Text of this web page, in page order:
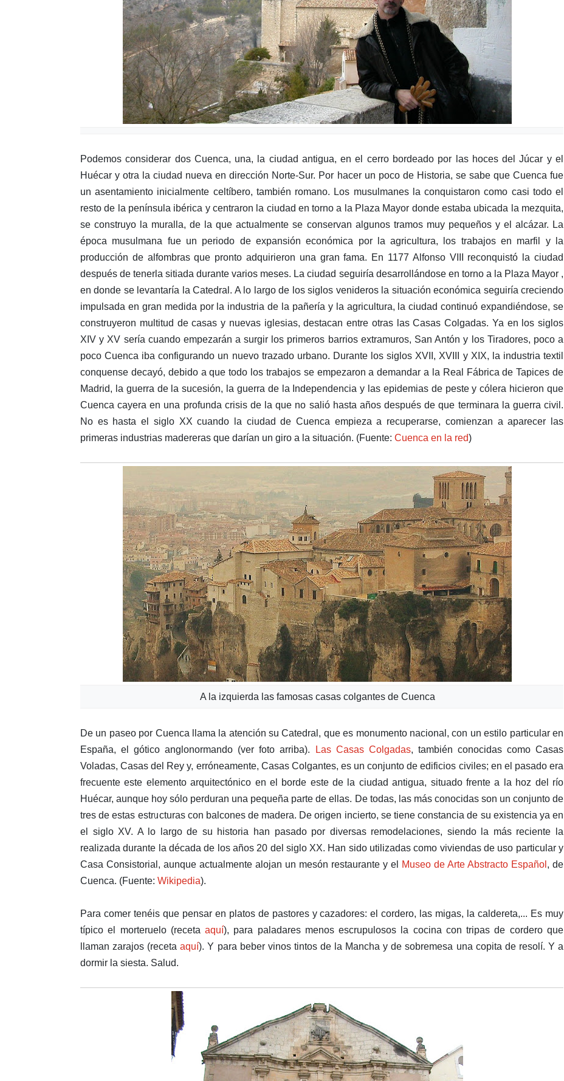
Podemos considerar dos Cuenca, una, la ciudad antigua, en el cerro bordeado por las hoces del Júcar y el
Huécar y otra la ciudad nueva en dirección Norte-Sur. Por hacer un poco de Historia, se sabe que Cuenca fue
un asentamiento inicialmente celtíbero, también romano. Los musulmanes la conquistaron como casi todo el
resto de la península ibérica y centraron la ciudad en torno a la Plaza Mayor donde estaba ubicada la mezquita,
se construyo la muralla, de la que actualmente se conservan algunos tramos muy pequeños y el alcázar. La
época musulmana fue un periodo de expansión económica por la agricultura, los trabajos en marfil y la
producción de alfombras que pronto adquirieron una gran fama. En 1177 Alfonso VIII reconquistó la ciudad
después de tenerla sitiada durante varios meses. La ciudad seguiría desarrollándose en torno a la Plaza Mayor ,
en donde se levantaría la Catedral. A lo largo de los siglos venideros la situación económica seguiría creciendo
impulsada en gran medida por la industria de la pañería y la agricultura, la ciudad continuó expandiéndose, se
construyeron multitud de casas y nuevas iglesias, destacan entre otras las Casas Colgadas. Ya en los siglos
XIV y XV sería cuando empezarán a surgir los primeros barrios extramuros, San Antón y los Tiradores, poco a
poco Cuenca iba configurando un nuevo trazado urbano. Durante los siglos XVII, XVIII y XIX, la industria textil
conquense decayó, debido a que todo los trabajos se empezaron a demandar a la Real Fábrica de Tapices de
Madrid, la guerra de la sucesión, la guerra de la Independencia y las epidemias de peste y cólera hicieron que
Cuenca cayera en una profunda crisis de la que no salió hasta años después de que terminara la guerra civil.
No es hasta el siglo XX cuando la ciudad de Cuenca empieza a recuperarse, comienzan a aparecer las
primeras industrias madereras que darían un giro a la situación. (Fuente: Cuenca en la red)
A la izquierda las famosas casas colgantes de Cuenca
De un paseo por Cuenca llama la atención su Catedral, que es monumento nacional, con un estilo particular en
España, el gótico anglonormando (ver foto arriba).
Las Casas Colgadas, también conocidas como Casas
Voladas, Casas del Rey y, erróneamente, Casas Colgantes, es un conjunto de edificios civiles; en el pasado era
frecuente este elemento arquitectónico en el borde este de la ciudad antigua, situado frente a la hoz del río
Huécar, aunque hoy sólo perduran una pequeña parte de ellas. De todas, las más conocidas son un conjunto de
tres de estas estructuras con balcones de madera. De origen incierto, se tiene constancia de su existencia ya en
el siglo XV. A lo largo de su historia han pasado por diversas remodelaciones, siendo la más reciente la
realizada durante la década de los años 20 del siglo XX. Han sido utilizadas como viviendas de uso particular y
Casa Consistorial, aunque actualmente alojan un mesón restaurante y el
Museo de Arte Abstracto Español , de
Cuenca. (Fuente: Wikipedia).
Para comer tenéis que pensar en platos de pastores y cazadores: el cordero, las migas, la caldereta,... Es muy
típico el morteruelo (recetaaquí), para paladares menos escrupulosos la cocina con tripas de cordero que
llaman zarajos (recetaaquí). Y para beber vinos tintos de la Mancha y de sobremesa una copita de resolí. Y a
dormir la siesta. Salud.